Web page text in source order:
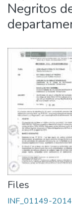
Negritos
Files
INF_01149-